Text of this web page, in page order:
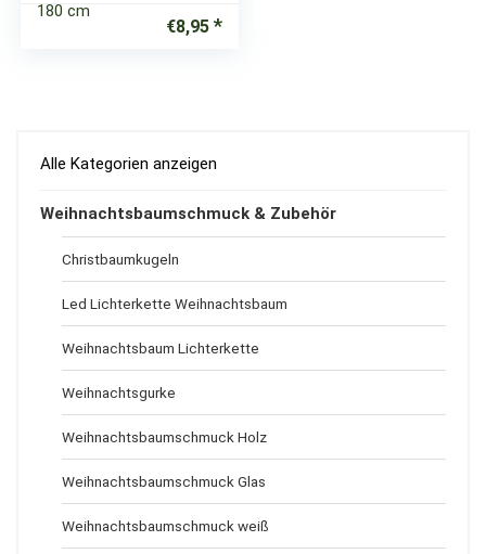
180 cm
€8,95
Alle Kategorien anzeigen
Weihnachtsbaumschmuck & Zubehör
Christbaumkugeln
Led Lichterkette Weihnachtsbaum
Weihnachtsbaum Lichterkette
Weihnachtsgurke
Weihnachtsbaumschmuck Holz
Weihnachtsbaumschmuck Glas
Weihnachtsbaumschmuck weiß